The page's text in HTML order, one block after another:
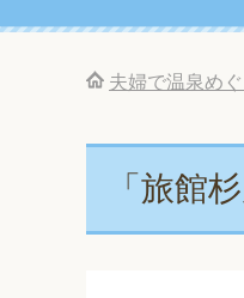
夫婦で温泉め
「旅館